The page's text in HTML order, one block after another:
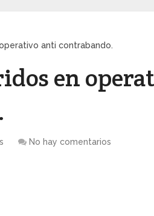
anti contrabando.
en
No hay comentarios